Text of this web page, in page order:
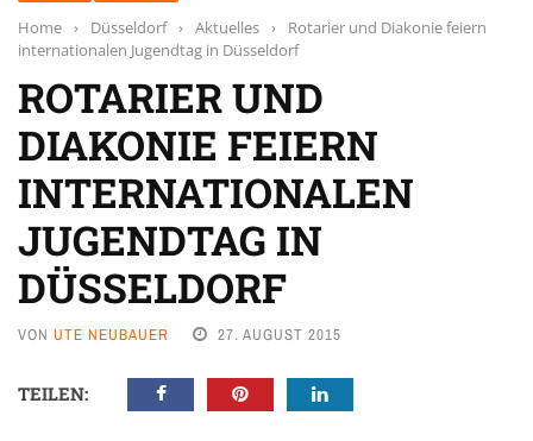
Home › Düsseldorf › Aktuelles ›
Rotarier und Diakonie feiern
internationalen Jugendtag in Düsseldorf
ROTARIER UND
DIAKONIE FEIERN
INTERNATIONALEN
JUGENDTAG IN
DÜSSELDORF
VON UTE NEUBAUER 27. AUGUST 2015
TEILEN: